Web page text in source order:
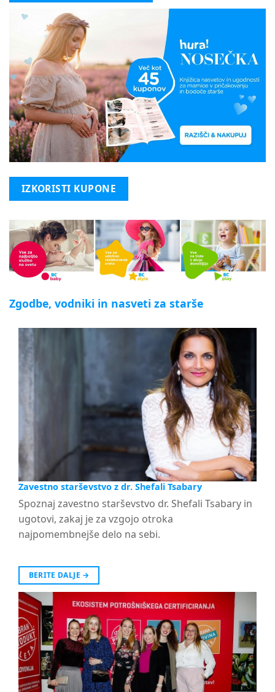
IZKORISTI KUPONE
Zgodbe, vodniki in nasveti za starše
Zavestno starševstvo z dr. Shefali Tsabary
Spoznaj zavestno starševstvo dr. Shefali Tsabary in
ugotovi, zakaj je za vzgojo otroka
najpomembnejše delo na sebi.
BERITE DALJE →